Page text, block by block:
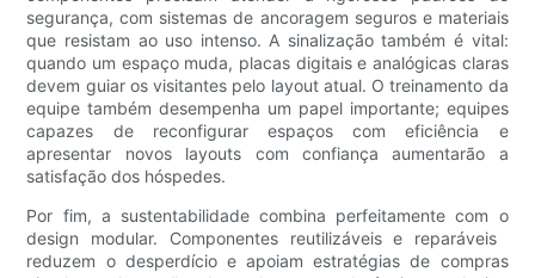
segurança, com sistemas de ancoragem seguros e materiais
que resistam ao uso intenso. A sinalização também é vital:
quando um espaço muda, placas digitais e analógicas claras
devem guiar os visitantes pelo layout atual. O treinamento da
equipe também desempenha um papel importante; equipes
capazes de reconfigurar espaços com eficiência e
apresentar novos layouts com confiança aumentarão a
satisfação dos hóspedes.
Por fim, a sustentabilidade combina perfeitamente com o
design modular. Componentes reutilizáveis ​​e reparáveis ​​
reduzem o desperdício e apoiam estratégias de compras